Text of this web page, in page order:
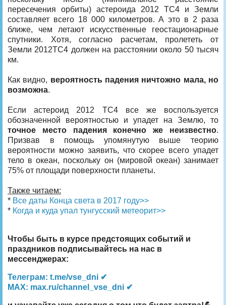
пересечения орбиты) астероида 2012 TC4 и Земли
составляет всего 18 000 километров. А это в 2 раза
ближе, чем летают искусственные геостационарные
спутники. Хотя, согласно расчетам, пролететь от
Земли 2012TC4 должен на расстоянии около 50 тысяч
км.
Как видно, вероятность падения ничтожно мала, но
возможна.
Если астероид 2012 TC4 все же воспользуется
обозначенной вероятностью и упадет на Землю, то
точное место падения конечно же неизвестно.
Призвав в помощь упомянутую выше теорию
вероятности можно заявить, что скорее всего упадет
тело в океан, поскольку он (мировой океан) занимает
75% от площади поверхности планеты.
Также читаем:
* Все даты Конца света в 2017 году>>
* Когда и куда упал тунгусский метеорит>>
Чтобы быть в курсе предстоящих событий и
праздников подписывайтесь на нас в
мессенджерах:
Телеграм: t.me/vse_dni ✔
MAX: max.ru/channel_vse_dni ✔